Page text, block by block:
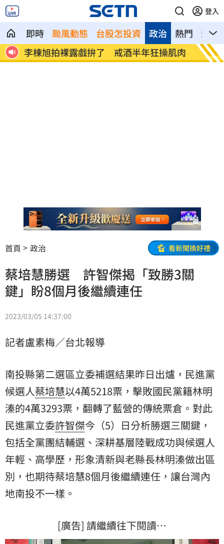
登入
即時 颱風動態 台股怎投資 熱門 影音
政治
操肌肉
「白海豚」最快明發海警 卓榮泰發聲了
首頁 政治 看新聞換好禮
蔡培慧勝選 許智傑揭「致勝3關
鍵」盼8個月後繼續連任
2023/03/05 14:37:00
記者盧素梅／台北報導
南投縣第二選區立委補選結果昨日出爐，民進黨
候選人蔡培慧以4萬5218票，擊敗國民黨籍林明
溱的4萬3293票，翻轉了藍營的傳統票倉。對此
民進黨立委許智傑今（5）日分析勝選三關鍵，
包括全黨團結輔選、深耕基層陸戰成功與候選人
年輕、高學歷，形象清新與老縣長林明溱做出區
別，也期待蔡培慧8個月後繼續連任，讓台灣內
地南投不一樣。
[廣告] 請繼續往下閱讀…